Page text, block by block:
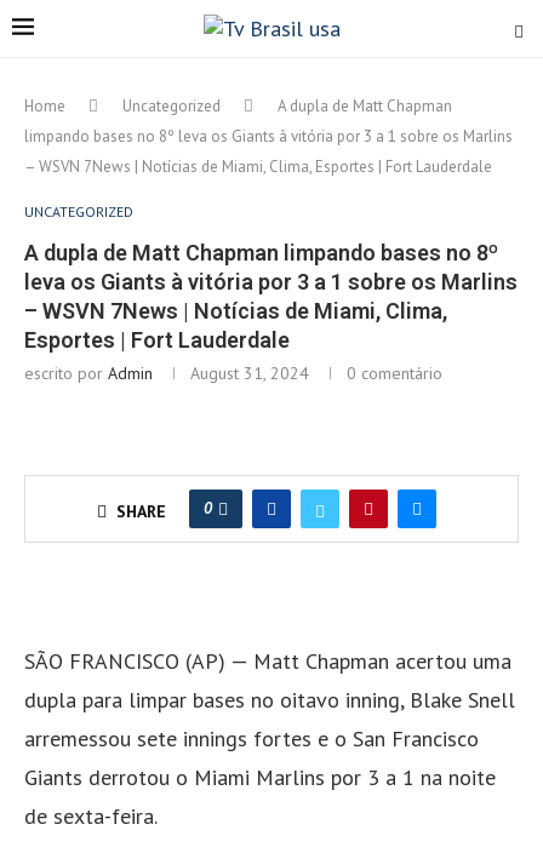
Home Uncategorized
A dupla de Matt Chapman
limpando bases no 8º leva os Giants à vitória por 3 a 1 sobre os Marlins
– WSVN 7News | Notícias de Miami, Clima, Esportes | Fort Lauderdale
UNCATEGORIZED
A dupla de Matt Chapman limpando bases no 8º
leva os Giants à vitória por 3 a 1 sobre os Marlins
– WSVN 7News | Notícias de Miami, Clima,
Esportes | Fort Lauderdale
escrito por Admin August 31, 2024 0 comentário
SHARE 0
SÃO FRANCISCO (AP) — Matt Chapman acertou uma
dupla para limpar bases no oitavo inning, Blake Snell
arremessou sete innings fortes e o San Francisco
Giants derrotou o Miami Marlins por 3 a 1 na noite
de sexta-feira.